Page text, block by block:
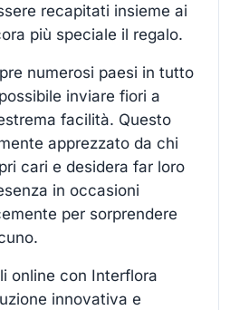
recapitati insieme ai
più speciale il regalo.
numerosi paesi in tutto
inviare fiori a
facilità. Questo
apprezzato da chi
cari e desidera far loro
in occasioni
per sorprendere
online con Interflora
innovativa e